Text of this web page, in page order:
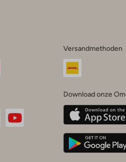
Versandmethoden
Download onze